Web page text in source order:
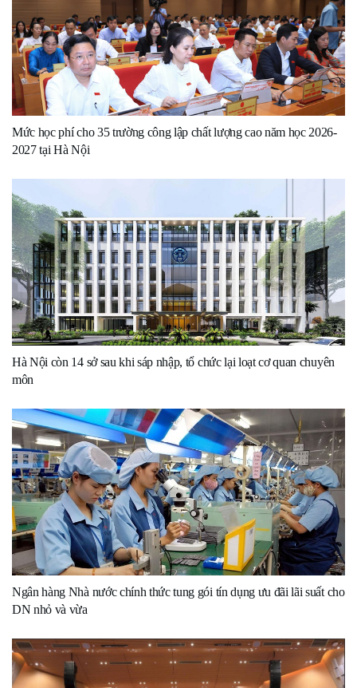
Mức học phí cho 35 trường công lập chất lượng cao năm học 2026-
2027 tại Hà Nội
Hà Nội còn 14 sở sau khi sáp nhập, tổ chức lại loạt cơ quan chuyên
môn
Ngân hàng Nhà nước chính thức tung gói tín dụng ưu đãi lãi suất cho
DN nhỏ và vừa